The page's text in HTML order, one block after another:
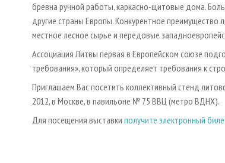
бревна ручной работы, каркасно-щитовые дома.
другие страны Европы. Конкурентное преимущество
местное лесное сырье и передовые
Ассоциация Литвы первая в Европейском союзе
требования», который определяет требования к
Приглашаем Вас посетить коллективный стенд
2012, в Москве, в павильоне № 75 ВВЦ (метро ВДНХ).
Для посещения выставки получите электронный